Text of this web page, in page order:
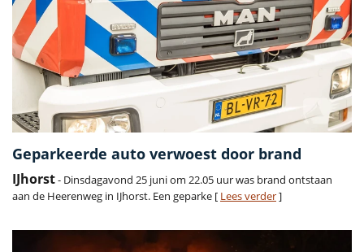
Geparkeerde auto verwoest door brand
IJhorst- Dinsdagavond 25 juni om 22.05 uur was brand ontstaan
aan de Heerenweg in IJhorst. Een geparke [ Lees verder]